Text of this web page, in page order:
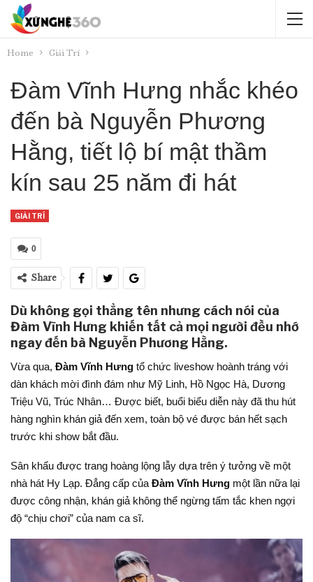
Home Giải Trí
Đàm Vĩnh Hưng nhắc khéo
đến bà Nguyễn Phương
Hằng, tiết lộ bí mật thầm
kín sau 25 năm đi hát
GIẢI TRÍ
0
Share
Dù không gọi thẳng tên nhưng cách nói của
Đàm Vĩnh Hưng khiến tất cả mọi người đều nhớ
ngay đến bà Nguyễn Phương Hằng.
Vừa qua, Đàm Vĩnh Hưng tổ chức liveshow hoành tráng với
dàn khách mời đình đám như Mỹ Linh, Hồ Ngọc Hà, Dương
Triệu Vũ, Trúc Nhân… Được biết, buổi biểu diễn này đã thu hút
hàng nghìn khán giả đến xem, toàn bộ vé được bán hết sạch
trước khi show bắt đầu.
Sân khấu được trang hoàng lộng lẫy dựa trên ý tưởng về một
nhà hát Hy Lạp. Đẳng cấp của Đàm Vĩnh Hưng một lần nữa lại
được công nhận, khán giả không thể ngừng tấm tắc khen ngợi
độ “chịu chơi” của nam ca sĩ.